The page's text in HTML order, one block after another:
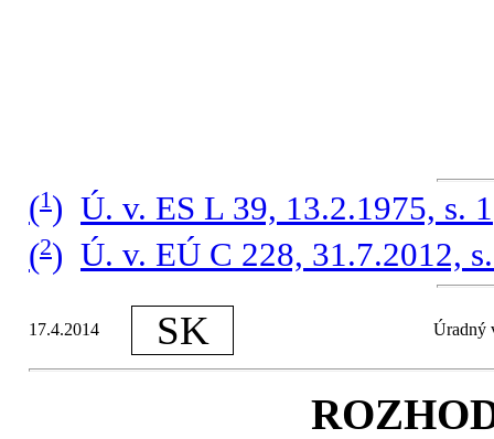
(1) Ú. v. ES L 39, 13.2.1975, s. 1
(2) Ú. v. EÚ C 228, 31.7.2012,
17.4.2014 SK Úradný